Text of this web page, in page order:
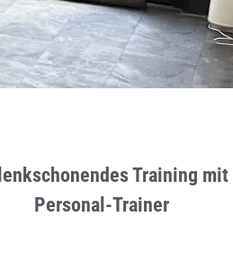
Training mit
Personal-Trainer